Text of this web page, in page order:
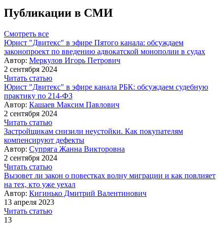
Публикации в СМИ
Смотреть все
Юрист "Двитекс" в эфире Пятого канала: обсуждаем
законопроект по введению адвокатской монополии в судах
Автор: Меркулов Игорь Петрович
2 сентября 2024
Читать статью
Юрист "Двитекс" в эфире канала РБК: обсуждаем судебную
практику по 214-ФЗ
Автор: Кашаев Максим Павлович
2 сентября 2024
Читать статью
Застройщикам снизили неустойки. Как покупателям
компенсируют дефекты
Автор: Супряга Жанна Викторовна
2 сентября 2024
Читать статью
Вызовет ли закон о повестках волну миграции и как повлияет
на тех, кто уже уехал
Автор: Кигинько Дмитрий Валентинович
13 апреля 2023
Читать статью
13